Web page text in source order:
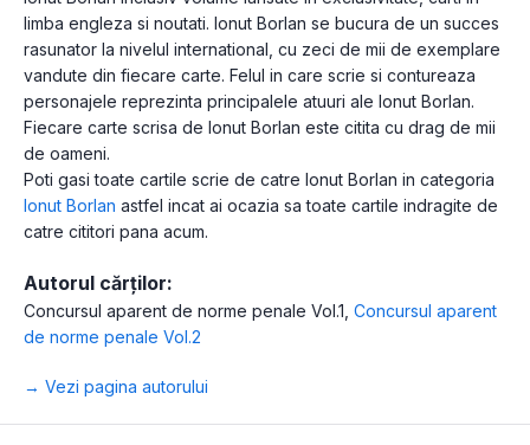
limba engleza si noutati. Ionut Borlan se bucura de un succes
rasunator la nivelul international, cu zeci de mii de exemplare
vandute din fiecare carte. Felul in care scrie si contureaza
personajele reprezinta principalele atuuri ale Ionut Borlan.
Fiecare carte scrisa de Ionut Borlan este citita cu drag de mii
de oameni.
Poti gasi toate cartile scrie de catre Ionut Borlan in categoria
Ionut Borlan astfel incat ai ocazia sa toate cartile indragite de
catre cititori pana acum.
Autorul cărților:
Concursul aparent de norme penale Vol.1 Concursul aparent
de norme penale Vol.2
→ Vezi pagina autorului